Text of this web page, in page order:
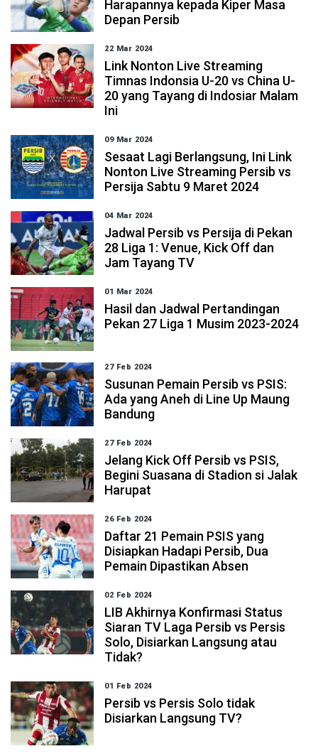
Harapannya kepada Kiper Masa
Depan Persib
22 Mar 2024
Link Nonton Live Streaming
Timnas Indonsia U-20 vs China U-
20 yang Tayang di Indosiar Malam
Ini
09 Mar 2024
Sesaat Lagi Berlangsung, Ini Link
Nonton Live Streaming Persib vs
Persija Sabtu 9 Maret 2024
04 Mar 2024
Jadwal Persib vs Persija di Pekan
28 Liga 1: Venue, Kick Off dan
Jam Tayang TV
01 Mar 2024
Hasil dan Jadwal Pertandingan
Pekan 27 Liga 1 Musim 2023-2024
27 Feb 2024
Susunan Pemain Persib vs PSIS:
Ada yang Aneh di Line Up Maung
Bandung
27 Feb 2024
Jelang Kick Off Persib vs PSIS,
Begini Suasana di Stadion si Jalak
Harupat
26 Feb 2024
Daftar 21 Pemain PSIS yang
Disiapkan Hadapi Persib, Dua
Pemain Dipastikan Absen
02 Feb 2024
LIB Akhirnya Konfirmasi Status
Siaran TV Laga Persib vs Persis
Solo, Disiarkan Langsung atau
Tidak?
01 Feb 2024
Persib vs Persis Solo tidak
Disiarkan Langsung TV?